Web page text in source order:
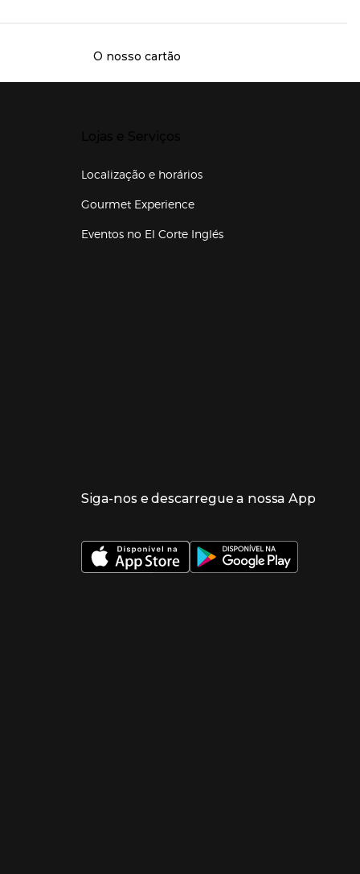
O nosso cartão
Localização e horários
Gourmet Experience
Eventos no El Corte Inglés
ventana)
ventana)
Siga-nos e descarregue a nossa App